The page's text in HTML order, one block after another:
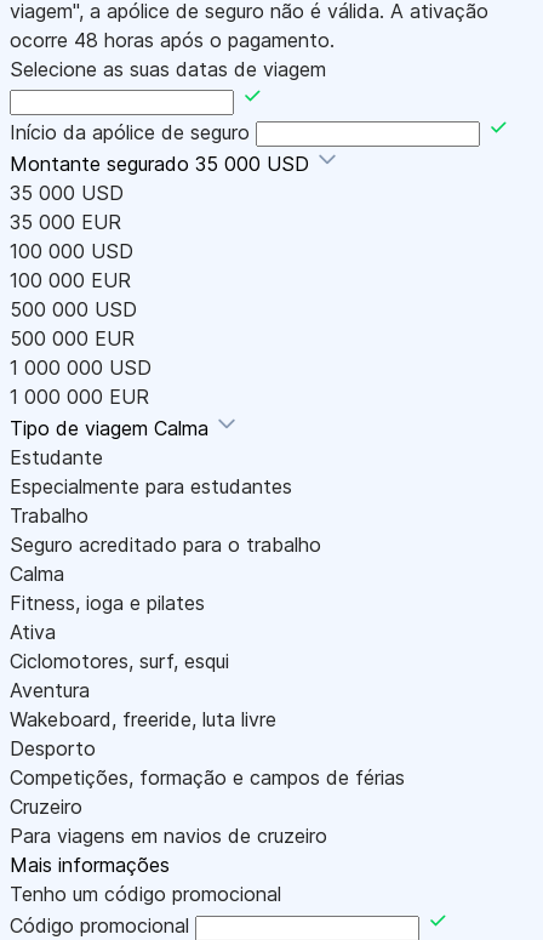
viagem", a apólice de seguro não é válida. A ativação
ocorre 48 horas após o pagamento.
Selecione as suas datas de viagem
Início da apólice de seguro
Montante segurado 35 000 USD
35 000 USD
35 000 EUR
100 000 USD
100 000 EUR
500 000 USD
500 000 EUR
1 000 000 USD
1 000 000 EUR
Tipo de viagem Calma
Estudante
Especialmente para estudantes
Trabalho
Seguro acreditado para o trabalho
Calma
Fitness, ioga e pilates
Ativa
Ciclomotores, surf, esqui
Aventura
Wakeboard, freeride, luta livre
Desporto
Competições, formação e campos de férias
Cruzeiro
Para viagens em navios de cruzeiro
Mais informações
Tenho um código promocional
Código promocional